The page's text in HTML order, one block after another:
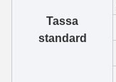
Tassa
standard